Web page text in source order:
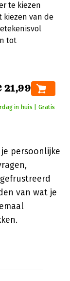
te kiezen
kiezen van de
tot
21,99
in huis | Gratis
persoonlijke
van wat je